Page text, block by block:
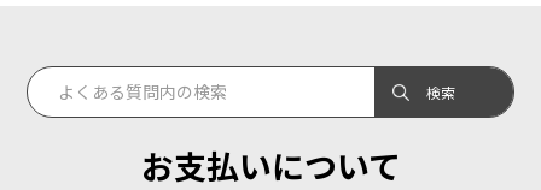
お支払いについて